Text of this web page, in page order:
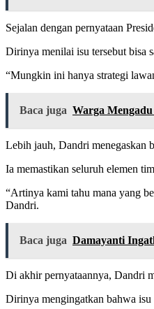
Sejalan dengan pernyataan
Dirinya menilai isu tersebut bisa
“Mungkin ini hanya strategi
Baca juga Warga
Lebih jauh, Dandri menegaskan
Ia memastikan seluruh elemen
“Artinya kami tahu mana yang
Dandri.
Baca juga Damayanti
Di akhir pernyataannya, Dandri
Dirinya mengingatkan bahwa